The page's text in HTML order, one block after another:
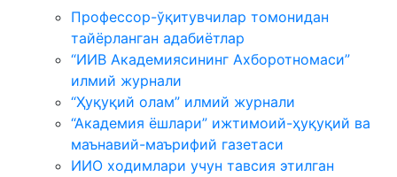
Профессор-ўқитувчилар томонидан
тайёрланган адабиётлар
“ИИВ Академиясининг Ахборотномаси”
илмий журнали
“Ҳуқуқий олам” илмий журнали
“Академия ёшлари” ижтимоий-ҳуқуқий ва
маънавий-маърифий газетаси
ИИО ходимлари учун тавсия этилган